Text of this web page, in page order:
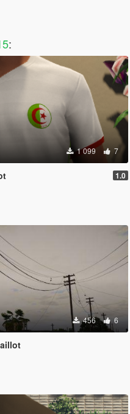
:
1 099 7
1.0
456 6